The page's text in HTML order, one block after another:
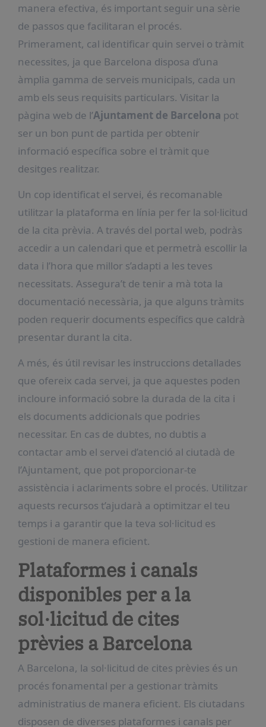
manera efectiva, és important seguir una sèrie
de passos que facilitaran el procés.
Primerament, cal identificar quin servei o tràmit
necessites, ja que Barcelona disposa d’una
àmplia gamma de serveis municipals, cada un
amb els seus requisits particulars. Visitar la
pàgina web de l’Ajuntament de Barcelona pot
ser un bon punt de partida per obtenir
informació específica sobre el tràmit que
desitges realitzar.
Un cop identificat el servei, és recomanable
utilitzar la plataforma en línia per fer la sol·licitud
de la cita prèvia. A través del portal web, podràs
accedir a un calendari que et permetrà escollir la
data i l’hora que millor s’adapti a les teves
necessitats. Assegura’t de tenir a mà tota la
documentació necessària, ja que alguns tràmits
poden requerir documents específics que caldrà
presentar durant la cita.
A més, és útil revisar les instruccions detallades
que ofereix cada servei, ja que aquestes poden
incloure informació sobre la durada de la cita i
els documents addicionals que podries
necessitar. En cas de dubtes, no dubtis a
contactar amb el servei d’atenció al ciutadà de
l’Ajuntament, que pot proporcionar-te
assistència i aclariments sobre el procés. Utilitzar
aquests recursos t’ajudarà a optimitzar el teu
temps i a garantir que la teva sol·licitud es
gestioni de manera eficient.
Plataformes i canals
disponibles per a la
sol·licitud de cites
prèvies a Barcelona
A Barcelona, la sol·licitud de cites prèvies és un
procés fonamental per a gestionar tràmits
administratius de manera eficient. Els ciutadans
disposen de diverses plataformes i canals per